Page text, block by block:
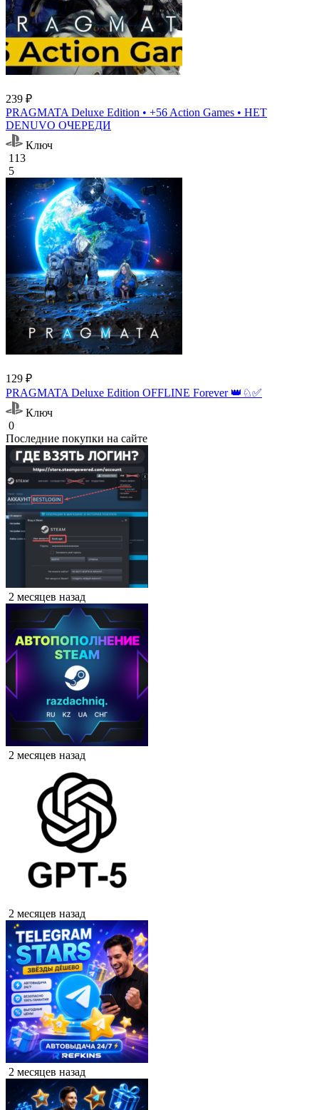
239 ₽
PRAGMATA Deluxe Edition • +56 Action Games • НЕТ
DENUVO ОЧЕРЕДИ
Ключ
113
5
129 ₽
PRAGMATA Deluxe Edition OFFLINE Forever 👑♘✅
Ключ
0
Последние покупки на сайте
2 месяцев назад
2 месяцев назад
2 месяцев назад
2 месяцев назад